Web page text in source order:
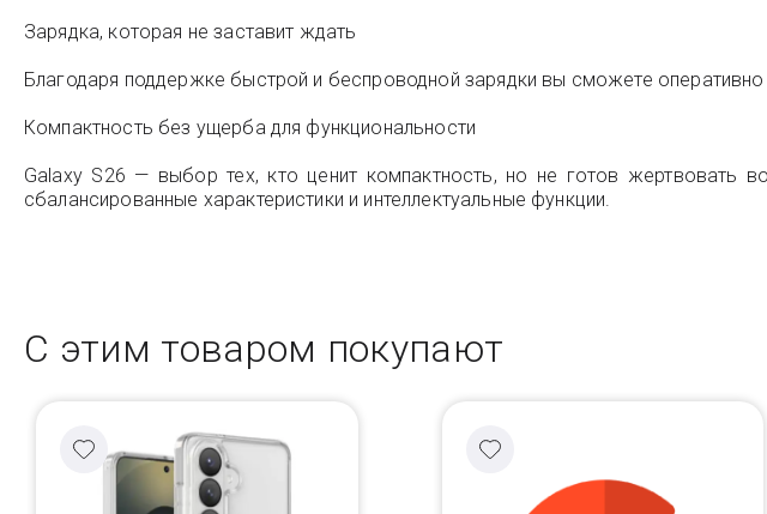
Зарядка, которая не заставит ждать
Благодаря поддержке быстрой и беспроводной зарядки вы сможете оперативно
Компактность без ущерба для функциональности
Galaxy S26 — выбор тех, кто ценит компактность, но не готов
сбалансированные характеристики и интеллектуальные функции.
С этим товаром покупают